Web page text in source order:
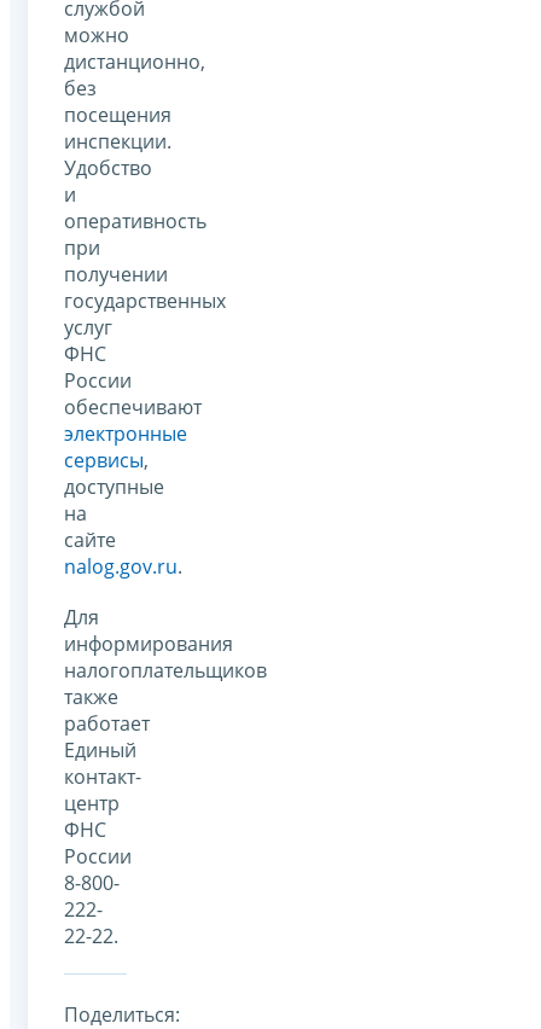
службой
можно
дистанционно,
без
посещения
инспекции.
Удобство
и
оперативность
при
получении
государственных
услуг
ФНС
России
обеспечивают
электронные
сервисы,
доступные
на
сайте
nalog.gov.ru.
Для
информирования
налогоплательщиков
также
работает
Единый
контакт-
центр
ФНС
России
8-800-
222-
22-22.
Поделиться: